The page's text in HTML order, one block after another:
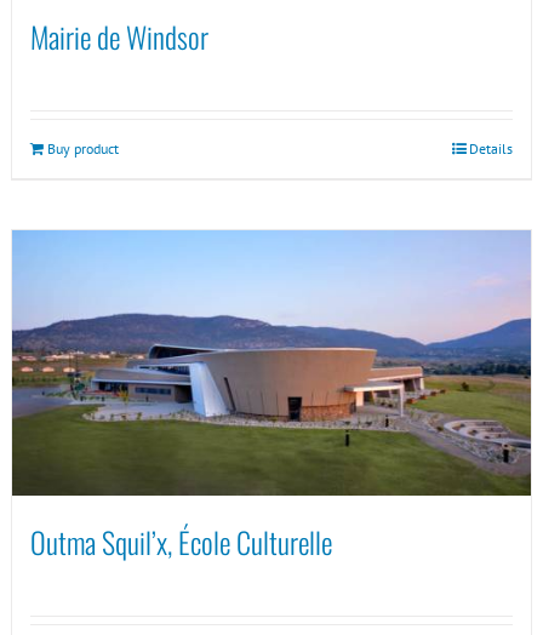
Mairie de Windsor
Buy product Details
Outma Squil’x, École Culturelle